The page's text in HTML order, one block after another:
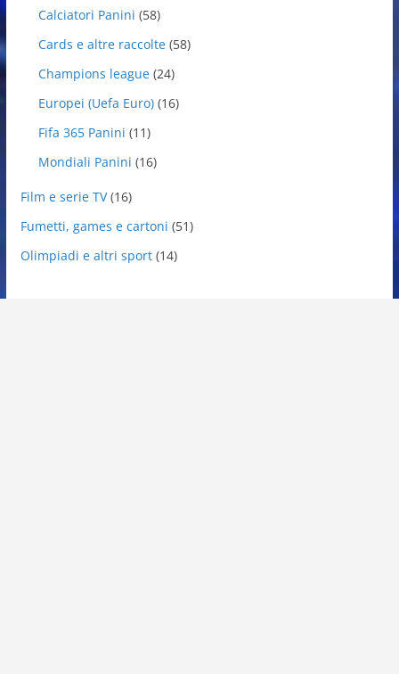
Calciatori Panini (58)
Cards e altre raccolte(58)
Champions league(24)
Europei (Uefa Euro)(16)
Fifa 365 Panini (11)
Mondiali Panini (16)
Film e serie TV(16)
Fumetti, games e cartoni (51)
Olimpiadi e altri sport(14)